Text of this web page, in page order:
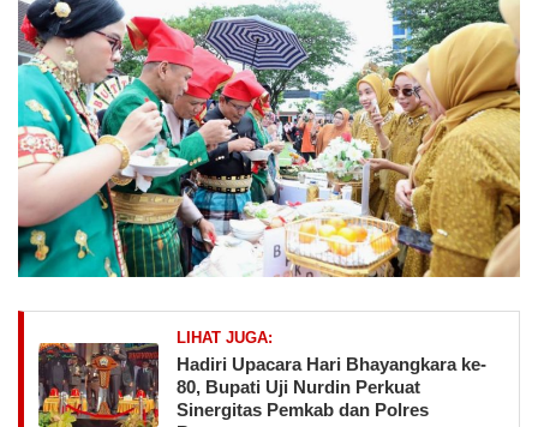
LIHAT JUGA:
Hadiri Upacara Hari Bhayangkara ke-
80, Bupati Uji Nurdin Perkuat
Sinergitas Pemkab dan Polres